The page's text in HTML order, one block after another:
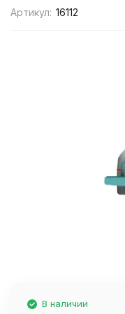
Артикул: 16112
В наличии